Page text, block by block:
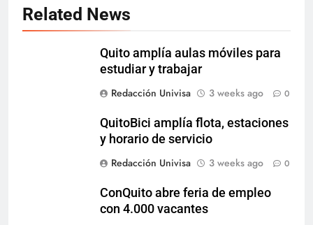
Related News
Quito amplía aulas móviles para
estudiar y trabajar
Redacción Univisa
3 weeks ago 0
QuitoBici amplía flota, estaciones
y horario de servicio
Redacción Univisa
3 weeks ago 0
ConQuito abre feria de empleo
con 4.000 vacantes